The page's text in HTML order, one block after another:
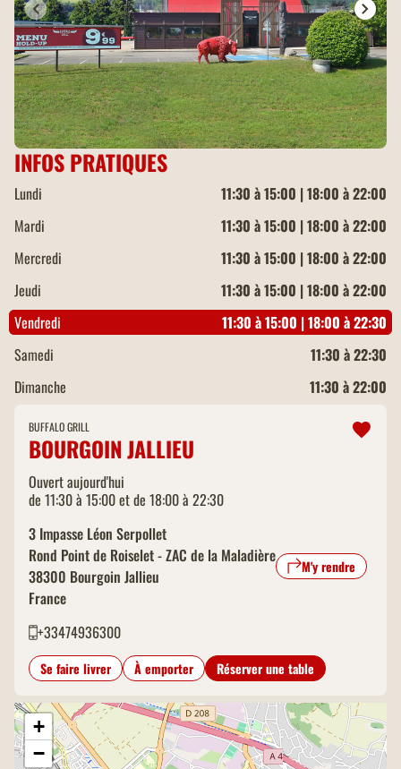
INFOS PRATIQUES
Lundi
11:30 à 15:00 | 18:00 à 22:00
Mardi
11:30 à 15:00 | 18:00 à 22:00
Mercredi
11:30 à 15:00 | 18:00 à 22:00
Jeudi
11:30 à 15:00 | 18:00 à 22:00
Vendredi
11:30 à 15:00 | 18:00 à 22:30
Samedi
11:30 à 22:30
Dimanche
11:30 à 22:00
BUFFALO GRILL
BOURGOIN JALLIEU
Ouvert aujourd'hui
de 11:30 à 15:00 et de 18:00 à 22:30
3 Impasse Léon Serpollet
Rond Point de Roiselet - ZAC de la Maladière
38300 Bourgoin Jallieu
France
M'y rendre
+33474936300
Se faire livrer À emporter Réserver une table
+
−